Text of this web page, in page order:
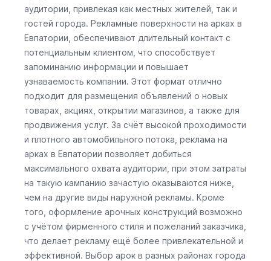
аудитории, привлекая как местных жителей, так и
гостей города. Рекламные поверхности на арках в
Евпатории, обеспечивают длительный контакт с
потенциальным клиентом, что способствует
запоминанию информации и повышает
узнаваемость компании. Этот формат отлично
подходит для размещения объявлений о новых
товарах, акциях, открытии магазинов, а также для
продвижения услуг. За счёт высокой проходимости
и плотного автомобильного потока, реклама на
арках в Евпатории позволяет добиться
максимального охвата аудитории, при этом затраты
на такую кампанию зачастую оказываются ниже,
чем на другие виды наружной рекламы. Кроме
того, оформление арочных конструкций возможно
с учётом фирменного стиля и пожеланий заказчика,
что делает рекламу ещё более привлекательной и
эффективной. Выбор арок в разных районах города